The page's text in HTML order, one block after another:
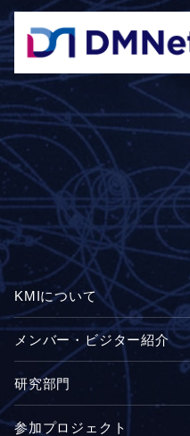
KMIについて
メンバー・ビジター紹介
研究部門
参加プロジェクト